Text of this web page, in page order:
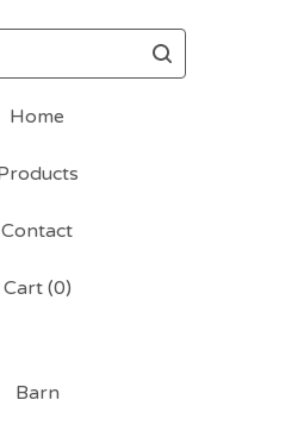
Home
Contact
Cart (0)
Barn